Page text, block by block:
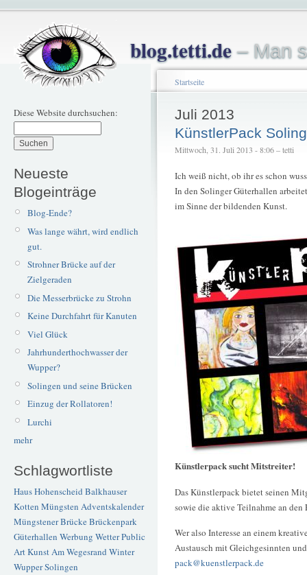
blog.tetti.de– Man
Diese Website durchsuchen:
Neueste
Blogeinträge
Blog-Ende?
Was lange währt, wird endlich
gut.
Strohner Brücke auf der
Zielgeraden
Die Messerbrücke zu Strohn
Keine Durchfahrt für Kanuten
Viel Glück
Jahrhunderthochwasser der
Wupper?
Solingen und seine Brücken
Einzug der Rollatoren!
Lurchi
mehr
Schlagwortliste
Haus Hohenscheid Balkhauser
Kotten Müngsten Adventskalender
Müngstener BrückeBrückenpark
Güterhallen Werbung WetterPublic
ArtKunstAm Wegesrand Winter
WupperSolingen
Startseite
Juli 2013
KünstlerPack
Mittwoch, 31. Juli 2013 - 8:06 – tetti
Ich weiß nicht, ob ihr es schon
In den Solinger Güterhallen
im Sinne der bildenden Kunst.
Künstlerpack sucht Mitstreiter!
Das Künstlerpack bietet seinen
sowie die aktive Teilnahme an den
Wer also Interesse an einem
Austausch mit Gleichgesinnten
pack@kuenstlerpack.de